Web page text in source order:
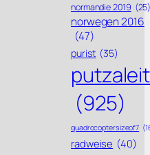
normandie 2019
norwegen 2016
(47)
purist (35)
putzaleit
(925)
quadrocoptersizeof7
radweise (40)